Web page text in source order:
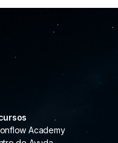
Academy